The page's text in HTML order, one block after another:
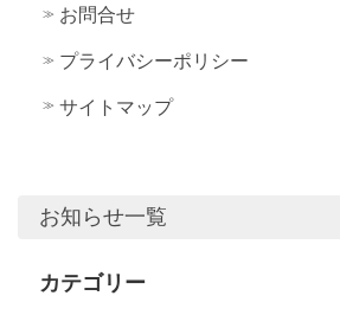
お問合せ
プライバシーポリシー
サイトマップ
お知らせ一覧
カテゴリー